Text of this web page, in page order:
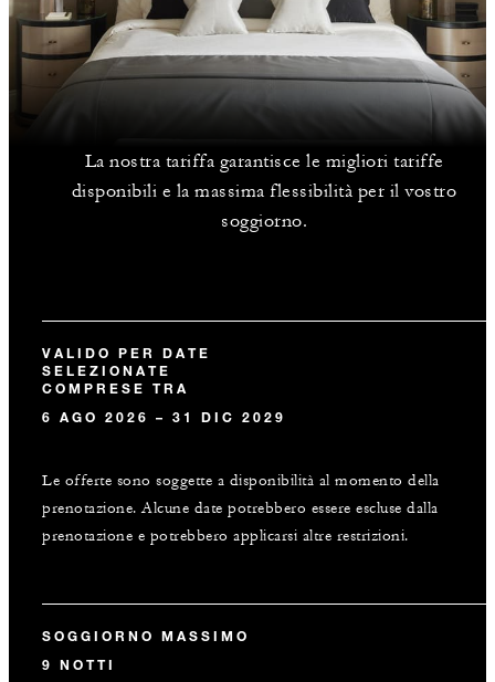
La nostra tariffa garantisce le migliori tariffe
disponibili e la massima flessibilità per il vostro
soggiorno.
VALIDO PER DATE
SELEZIONATE
COMPRESE TRA
6 AGO 2026 – 31 DIC 2029
Le offerte sono soggette a disponibilità al momento della
prenotazione. Alcune date potrebbero essere escluse dalla
prenotazione e potrebbero applicarsi altre restrizioni.
SOGGIORNO MASSIMO
9 NOTTI